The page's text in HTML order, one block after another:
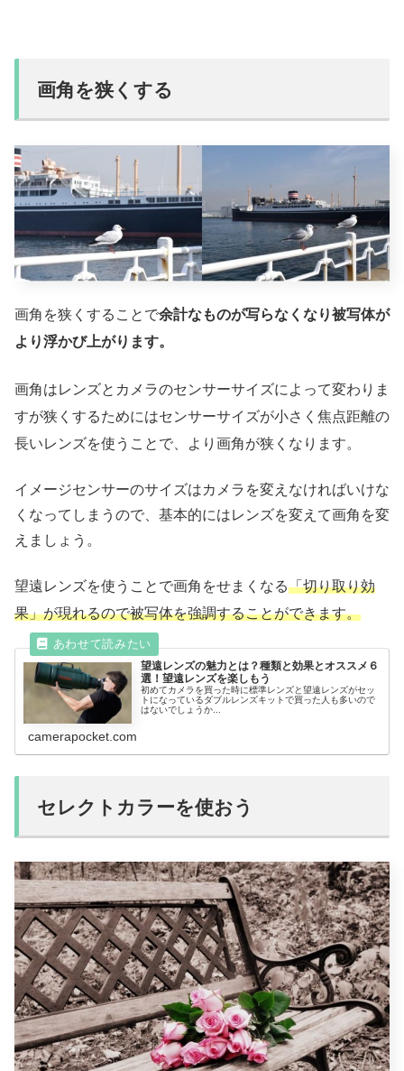
画角を狭くする
画角を狭くすることで余計なものが写らなくなり被写体が
より浮かび上がります。
画角はレンズとカメラのセンサーサイズによって変わりま
すが狭くするためにはセンサーサイズが小さく焦点距離の
長いレンズを使うことで、より画角が狭くなります。
イメージセンサーのサイズはカメラを変えなければいけな
くなってしまうので、基本的にはレンズを変えて画角を変
えましょう。
望遠レンズを使うことで画角をせまくなる「切り取り効
果」が現れるので被写体を強調することができます。
望遠レンズの魅力とは？種類と効果とオススメ６
選！望遠レンズを楽しもう
初めてカメラを買った時に標準レンズと望遠レンズがセッ
トになっているダブルレンズキットで買った人も多いので
はないでしょうか...
camerapocket.com
セレクトカラーを使おう